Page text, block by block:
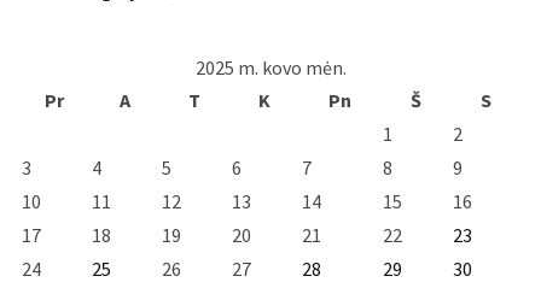
2025 m. kovo mėn.
Pr
A T K Pn Š
S
1
2
3
4 5 6 7 8
9
10
11 12 13 14 15
16
17
18 19 20 21 22
23
24
25 26 27 28 29
30